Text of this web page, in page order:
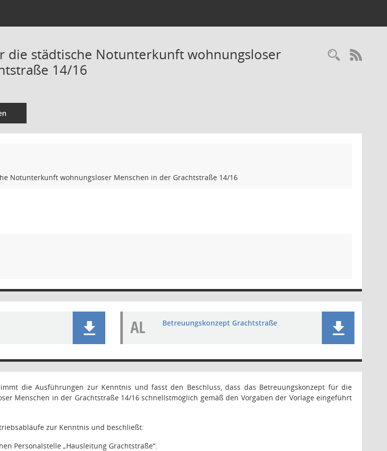
die städtische Notunterkunft wohnungsloser
14/16
Notunterkunft wohnungsloser Menschen in der Grachtstraße 14/16
AL Betreuungskonzept Grachtstraße
die Ausführungen zur Kenntnis und fasst den Beschluss, dass das Betreuungskonzept für die
Menschen in der Grachtstraße 14/16 schnellstmöglich gemäß den Vorgaben der Vorlage eingeführt
zur Kenntnis und beschließt:
Personalstelle „Hausleitung Grachtstraße“.